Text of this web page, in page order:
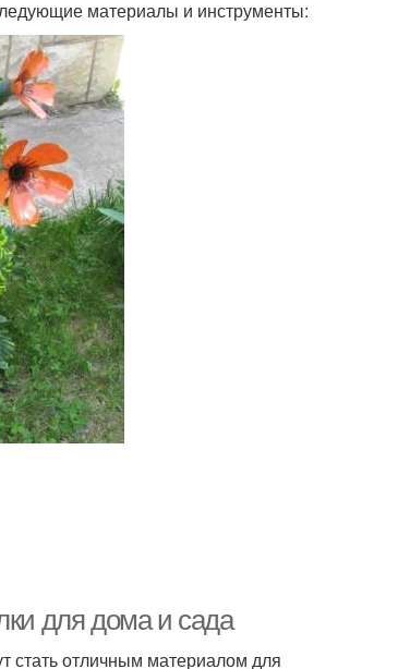
материалы и инструменты:
для дома и сада
стать отличным материалом для